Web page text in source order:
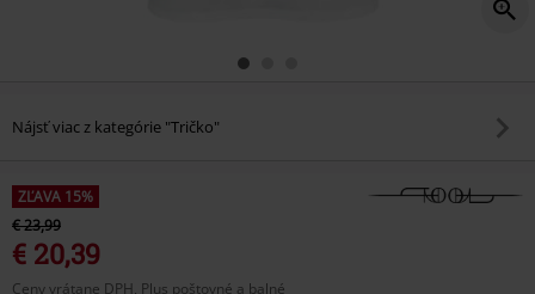
Nájsť viac z kategórie "Tričko"
ZĽAVA 15%
€ 23,99
€ 20,39
Ceny vrátane DPH, Plus poštovné a balné